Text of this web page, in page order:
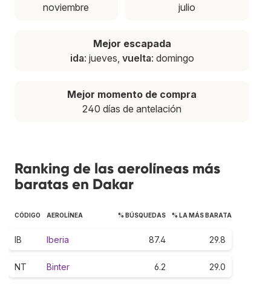
noviembre
julio
Mejor escapada
ida: jueves, vuelta: domingo
Mejor momento de compra
240 días de antelación
Ranking de las aerolíneas más
baratas en Dakar
CÓDIGO AEROLÍNEA % BÚSQUEDAS % LA MÁS BARATA
IB Iberia 87.4 29.8
NT Binter 6.2 29.0